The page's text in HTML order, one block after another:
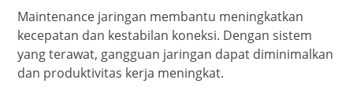
Maintenance jaringan membantu meningkatkan
kecepatan dan kestabilan koneksi. Dengan sistem
yang terawat, gangguan jaringan dapat diminimalkan
dan produktivitas kerja meningkat.